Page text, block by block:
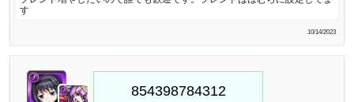
す
10/14/2023